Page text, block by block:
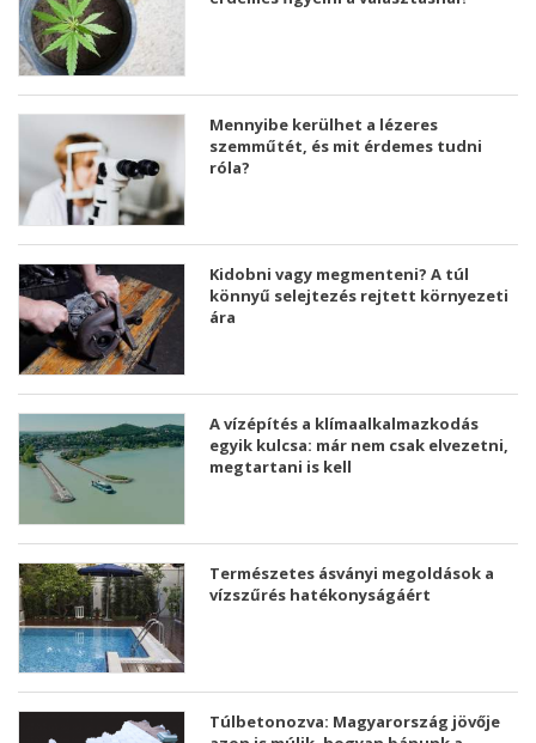
Mennyibe kerülhet a lézeres
szemműtét, és mit érdemes tudni
róla?
Kidobni vagy megmenteni? A túl
könnyű selejtezés rejtett környezeti
ára
A vízépítés a klímaalkalmazkodás
egyik kulcsa: már nem csak elvezetni,
megtartani is kell
Természetes ásványi megoldások a
vízszűrés hatékonyságáért
Túlbetonozva: Magyarország jövője